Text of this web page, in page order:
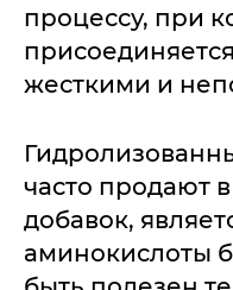
процессу, при
жесткими и
часто продают
добавок,
аминокислоты